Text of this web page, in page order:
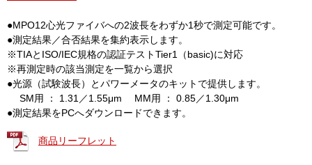
●MPO12心光ファイバへの2波長をわずか1秒で測定可能です。
●測定結果／合否結果を集約表示します。
※TIAとISO/IEC規格の認証テストTier1（basic)に対応
※再測定時の該当測定を一覧から選択
●光源（試験波長）とパワーメータのキットで提供します。
SM用 ： 1.31／1.55μm MM用 ： 0.85／1.30μm
●測定結果をPCへダウンロードできます。
商品リーフレット